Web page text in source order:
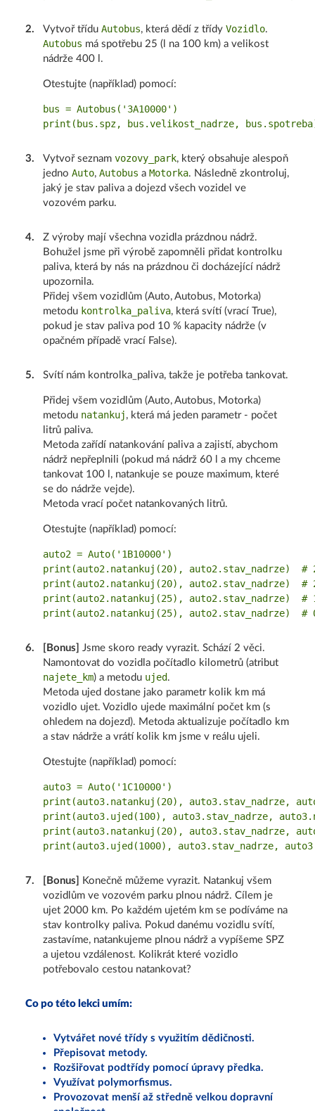
2. Vytvoř tříduAutobus, která dědí z třídyVozidlo.
Autobus má spotřebu 25 (l na 100 km) a velikost
nádrže 400 l.
Otestujte (například) pomocí:
bus = Autobus('3A10000')
3. Vytvoř seznamvozovy_park, který obsahuje alespoň
jednoAuto,Autobus a Motorka. Následně zkontroluj,
jaký je stav paliva a dojezd všech vozidel ve
vozovém parku.
4.
Z výroby mají všechna vozidla prázdnou nádrž.
Bohužel jsme při výrobě zapomněli přidat kontrolku
paliva, která by nás na prázdnou či docházející nádrž
upozornila.
Přidej všem vozidlům (Auto, Autobus, Motorka)
metodu kontrolka_paliva, která svítí (vrací True),
pokud je stav paliva pod 10 % kapacity nádrže (v
opačném případě vrací False).
5. Svítí nám kontrolka_paliva, takže je potřeba tankovat.
Přidej všem vozidlům (Auto, Autobus, Motorka)
metodu natankuj , která má jeden parametr - počet
litrů paliva.
Metoda zařídí natankování paliva a zajistí, abychom
nádrž nepřeplnili (pokud má nádrž 60 l a my chceme
tankovat 100 l, natankuje se pouze maximum, které
se do nádrže vejde).
Metoda vrací počet natankovaných litrů.
Otestujte (například) pomocí:
auto2 = Auto('1B10000')
print(auto2.natankuj(20), auto2.stav_nadrze)  #
print(auto2.natankuj(20), auto2.stav_nadrze)  #
print(auto2.natankuj(25), auto2.stav_nadrze)  #
6. [Bonus]
Jsme skoro ready vyrazit. Schází 2 věci.
Namontovat do vozidla počítadlo kilometrů (atribut
najete_km) a metodu ujed .
Metoda ujed dostane jako parametr kolik km má
vozidlo ujet. Vozidlo ujede maximální počet km (s
ohledem na dojezd). Metoda aktualizuje počítadlo km
a stav nádrže a vrátí kolik km jsme v reálu ujeli.
Otestujte (například) pomocí:
auto3 = Auto('1C10000')
print(auto3.natankuj(20), auto3.stav_nadrze,
print(auto3.ujed(100), auto3.stav_nadrze,
print(auto3.natankuj(20), auto3.stav_nadrze,
7. [Bonus]
Konečně můžeme vyrazit. Natankuj všem
vozidlům ve vozovém parku plnou nádrž. Cílem je
ujet 2000 km. Po každém ujetém km se podíváme na
stav kontrolky paliva. Pokud danému vozidlu svítí,
zastavíme, natankujeme plnou nádrž a vypíšeme SPZ
a ujetou vzdálenost. Kolikrát které vozidlo
potřebovalo cestou natankovat?
Co po této lekci umím:
Vytvářet nové třídy s využitím dědičnosti.
Přepisovat metody.
Rozšiřovat podtřídy pomocí úpravy předka.
Využívat polymorfismus.
Provozovat menší až středně velkou dopravní